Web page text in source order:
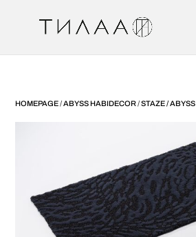
HOMEPAGE/ABYSS HABIDECOR/STAZE / ABYSS